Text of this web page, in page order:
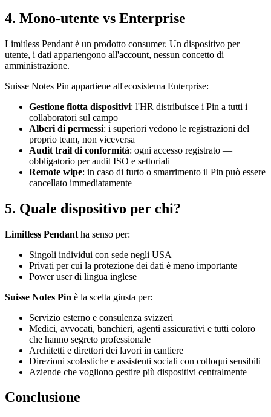
4. Mono-utente vs Enterprise
Limitless Pendant è un prodotto consumer. Un dispositivo per
utente, i dati appartengono all'account, nessun concetto di
amministrazione.
Suisse Notes Pin appartiene all'ecosistema Enterprise:
Gestione flotta dispositivi: l'HR distribuisce i Pin a tutti i
collaboratori sul campo
Alberi di permessi: i superiori vedono le registrazioni del
proprio team, non viceversa
Audit trail di conformità: ogni accesso registrato —
obbligatorio per audit ISO e settoriali
Remote wipe: in caso di furto o smarrimento il Pin può essere
cancellato immediatamente
5. Quale dispositivo per chi?
Limitless Pendant ha senso per:
Singoli individui con sede negli USA
Privati per cui la protezione dei dati è meno importante
Power user di lingua inglese
Suisse Notes Pin è la scelta giusta per:
Servizio esterno e consulenza svizzeri
Medici, avvocati, banchieri, agenti assicurativi e tutti coloro
che hanno segreto professionale
Architetti e direttori dei lavori in cantiere
Direzioni scolastiche e assistenti sociali con colloqui sensibili
Aziende che vogliono gestire più dispositivi centralmente
Conclusione